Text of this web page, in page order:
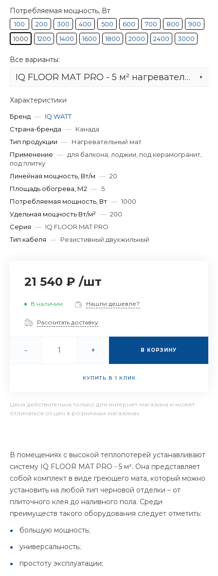
Потребляемая мощность, Вт
100 200 300 400 500 600 700 800
900
1000
1200 1400 1600 1800 2000 2400 3000
Все варианты:
IQ FLOOR MAT PRO - 5 м² нагревательный мат для теплого пола
Характеристики
Бренд — IQ WATT
Страна-бренда — Канада
Тип продукции — Нагревательный мат
Применение — для балкона, лоджии, под керамогранит,
под плитку
Линейная мощность, Вт/м — 20
Площадь обогрева, М2 — 5
Потребляемая мощность, Вт — 1000
Удельная мощность Вт/м² — 200
Серия — IQ FLOOR MAT PRO
Тип кабеля — Резистивный двухжильный
21 540 ₽ /шт
В наличии Нашли дешевле?
Рассчитать доставку
- + В КОРЗИНУ
КУПИТЬ В 1 КЛИК
Цена действительна только для интернет-магазина и может
отличаться от цен в розничных магазинах
В помещениях с высокой теплопотерей устанавливают
систему IQ FLOOR MAT PRO - 5 м². Она представляет
собой комплект в виде греющего мата, который можно
установить на любой тип черновой отделки – от
плиточного клея до наливного пола. Среди
преимуществ такого оборудования следует отметить:
большую мощность;
универсальность;
простоту эксплуатации;